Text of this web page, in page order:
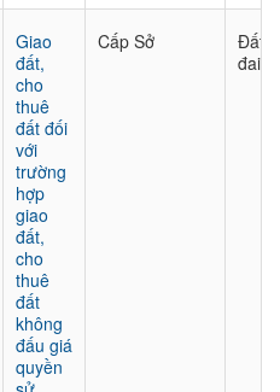
Giao
đất,
cho
thuê
đất đối
với
trường
hợp
giao
đất,
cho
thuê
đất
không
đấu giá
quyền
Cấp Sở
Đất
đai